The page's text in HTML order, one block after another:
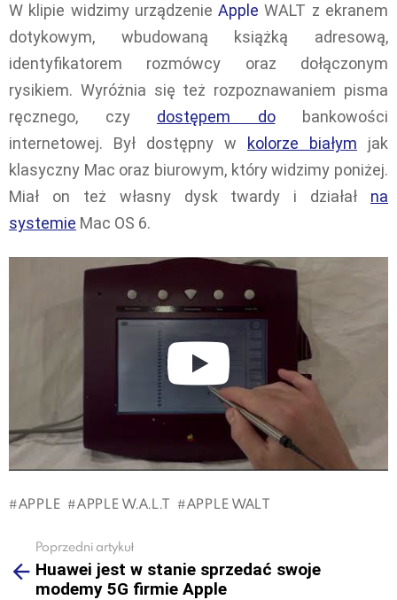
W klipie widzimy urządzenieApple WALT z ekranem
dotykowym, wbudowaną książką adresową,
identyfikatorem rozmówcy oraz dołączonym
rysikiem. Wyróżnia się też rozpoznawaniem pisma
ręcznego, czy dostępem dobankowości
internetowej. Był dostępny w kolorze białym jak
klasyczny Mac oraz biurowym, który widzimy poniżej.
Miał on też własny dysk twardy i działał na
systemie Mac OS 6.
APPLE APPLE W.A.L.T APPLE WALT
more
Poprzedni artykuł
Huawei jest w stanie sprzedać swoje
modemy 5G firmie Apple